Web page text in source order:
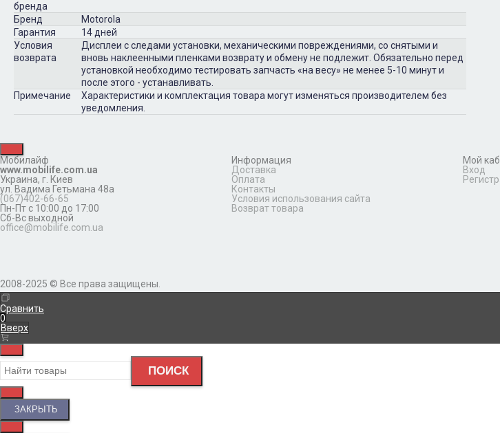
бренда
Бренд
Motorola
Гарантия
14 дней
Условия
возврата
Дисплеи с следами установки, механическими повреждениями, со снятыми и
вновь наклеенными пленками возврату и обмену не подлежит. Обязательно перед
установкой необходимо тестировать запчасть «на весу» не менее 5-10 минут и
после этого - устанавливать.
Примечание
Характеристики и комплектация товара могут изменяться производителем без
уведомления.
Мобилайф
www.mobilife.com.ua
Украина, г. Киев
ул. Вадима Гетьмана 48а
(067)402-66-65
Пн-Пт с 10:00 до 17:00
Сб-Вс выходной
office@mobilife.com.ua
Информация
Доставка
Оплата
Контакты
Условия использования сайта
Возврат товара
Мой
Вход
2008-2025 © Все права защищены.
Сравнить
0
Вверх
ПОИСК
ЗАКРЫТЬ